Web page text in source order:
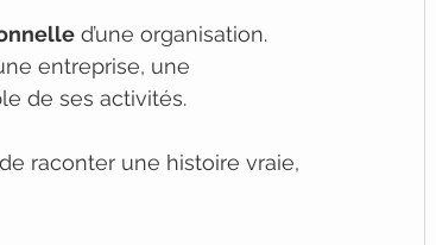
d’une organisation.
entreprise, une
de ses activités.
raconter une histoire vraie,